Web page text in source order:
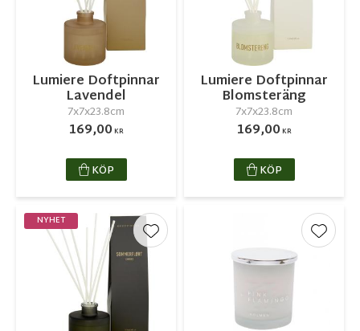
Lumiere Doftpinnar
Lavendel
7x7x23.8cm
169,00KR
KÖP
Lumiere Doftpinnar
Blomsteräng
7x7x23.8cm
169,00KR
KÖP
NYHET
Lägg till i favoriter Lägg